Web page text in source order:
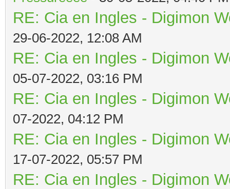
RE: Cia en Ingles - Digimon
29-06-2022, 12:08 AM
RE: Cia en Ingles - Digimon
05-07-2022, 03:16 PM
RE: Cia en Ingles - Digimon
07-2022, 04:12 PM
RE: Cia en Ingles - Digimon
17-07-2022, 05:57 PM
RE: Cia en Ingles - Digimon